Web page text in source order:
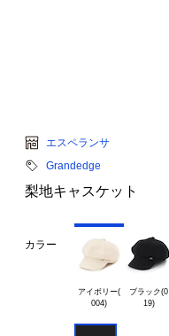
エスペランサ
Grandedge
梨地キャスケット
カラー
アイボリー(
ブラック(0
19)